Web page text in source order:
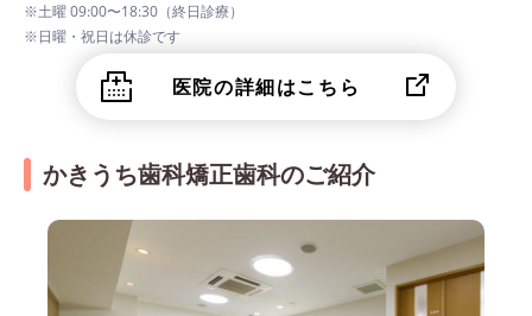
※土曜 09:00〜18:30（終日診療）
※日曜・祝日は休診です
医院の詳細はこちら
かきうち歯科矯正歯科のご紹介